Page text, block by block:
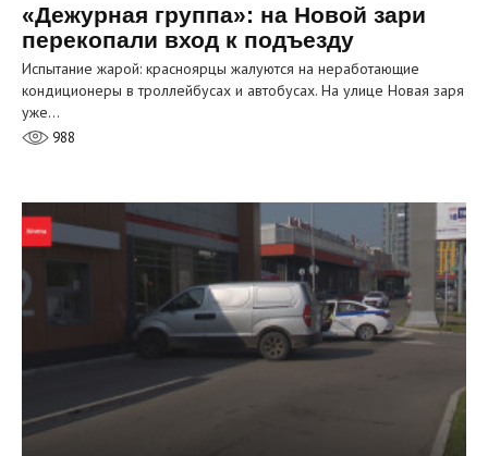
«Дежурная группа»: на Новой зари
перекопали вход к подъезду
Испытание жарой: красноярцы жалуются на неработающие
кондиционеры в троллейбусах и автобусах. На улице Новая заря
уже…
988